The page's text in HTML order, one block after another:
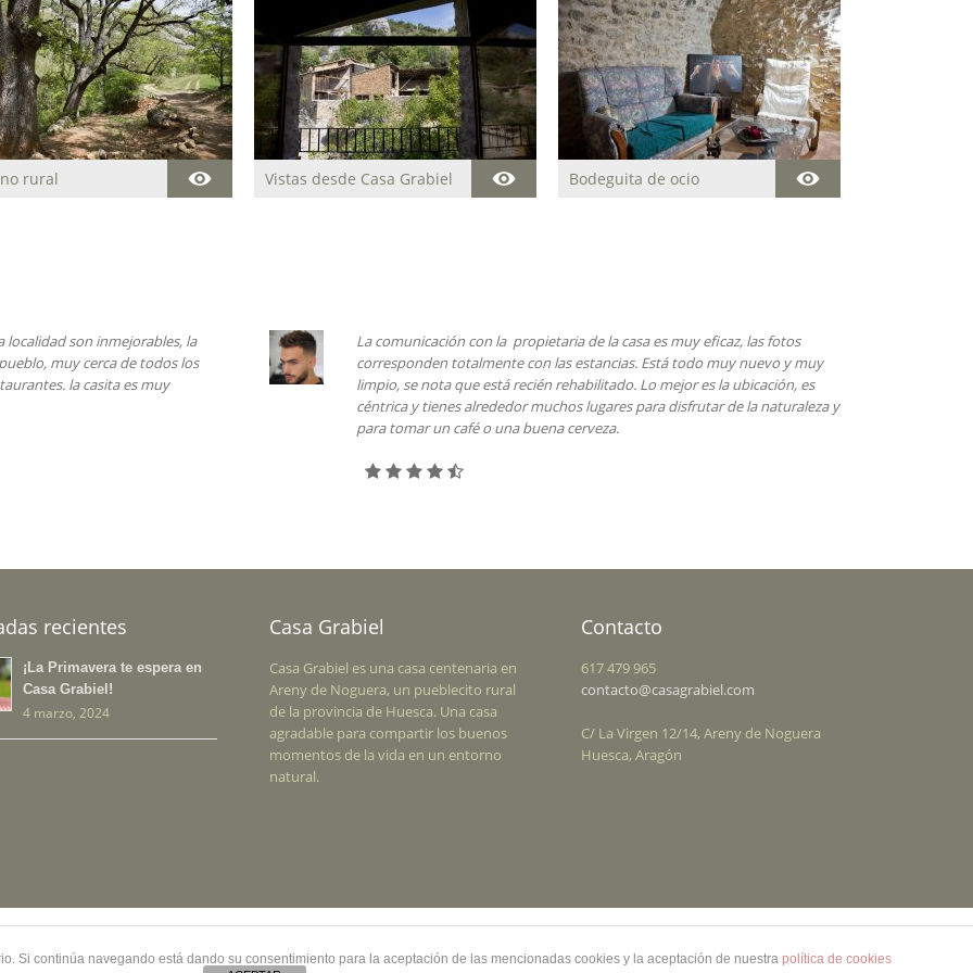
rural Vistas desde Casa Grabiel Bodeguita de ocio
es muy eficaz, las fotos
Está todo muy nuevo y muy
Lo mejor es la ubicación, es
disfrutar de la naturaleza y
La estancia fue perfecta. La casa esta situado en un entorno rural
maravilloso y perfectamente equipada con electrodomésticos y con un
gusto en la decoración exquisito. La propietaria fue muy amable y atenta
en todo momento. Recomendamos este alojamiento.
recientes
¡La Primavera te espera en
Casa Grabiel!
4 marzo, 2024
Casa Grabiel
Casa Grabiel es una casa centenaria en
Areny de Noguera, un pueblecito rural
de la provincia de Huesca. Una casa
agradable para compartir los buenos
momentos de la vida en un entorno
natural.
Contacto
617 479 965
contacto@casagrabiel.com
C/ La Virgen 12/14, Areny de Noguera
Huesca, Aragón
Si continúa navegando está dando su consentimiento para la aceptación de las mencionadas cookies y la aceptación de nuestra política de cookies